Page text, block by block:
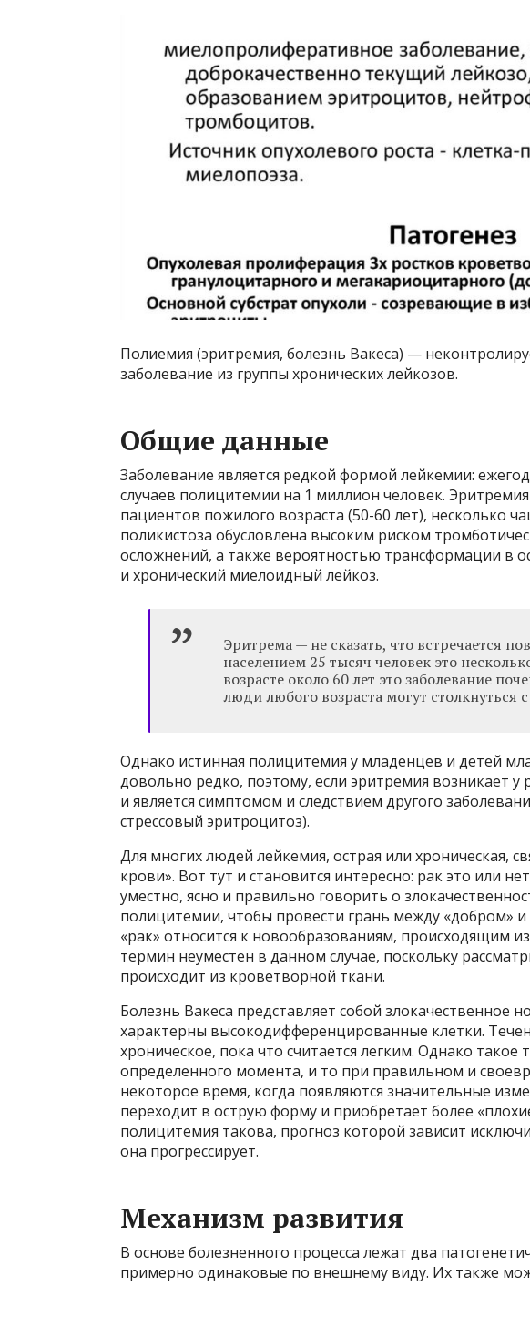
Полиемия (эритремия, болезнь Вакеса) —
заболевание из группы хронических лейкозов.
Общие данные
Заболевание является редкой формой лейкемии:
случаев полицитемии на 1 миллион человек.
пациентов пожилого возраста (50-60 лет), несколько
поликистоза обусловлена ​​высоким риском
осложнений, а также вероятностью трансформации в
и хронический миелоидный лейкоз.
Эритрема — не сказать, что встречается
населением 25 тысяч человек это
возрасте около 60 лет это заболевание
люди любого возраста могут столкнуться
Однако истинная полицитемия у младенцев и детей
довольно редко, поэтому, если эритремия возникает у
и является симптомом и следствием другого
стрессовый эритроцитоз).
Для многих людей лейкемия, острая или хроническая,
крови». Вот тут и становится интересно: рак это или
уместно, ясно и правильно говорить о
полицитемии, чтобы провести грань между «добром» и
«рак» относится к новообразованиям, происходящим
термин неуместен в данном случае, поскольку
происходит из кроветворной ткани.
Болезнь Вакеса представляет собой злокачественное
характерны высокодифференцированные клетки.
хроническое, пока что считается легким. Однако
определенного момента, и то при правильном и
некоторое время, когда появляются значительные
переходит в острую форму и приобретает более
полицитемия такова, прогноз которой зависит
она прогрессирует.
Механизм развития
В основе болезненного процесса лежат два
примерно одинаковые по внешнему виду. Их также